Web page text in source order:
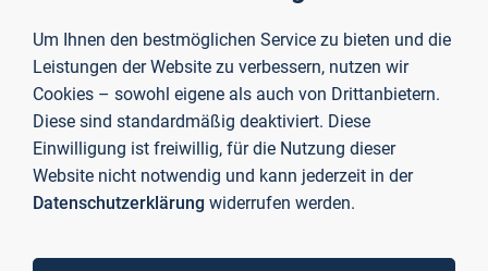
Um Ihnen den bestmöglichen Service zu bieten und die
Leistungen der Website zu verbessern, nutzen wir
Cookies – sowohl eigene als auch von Drittanbietern.
Diese sind standardmäßig deaktiviert. Diese
Einwilligung ist freiwillig, für die Nutzung dieser
Website nicht notwendig und kann jederzeit in der
Datenschutzerklärung widerrufen werden.